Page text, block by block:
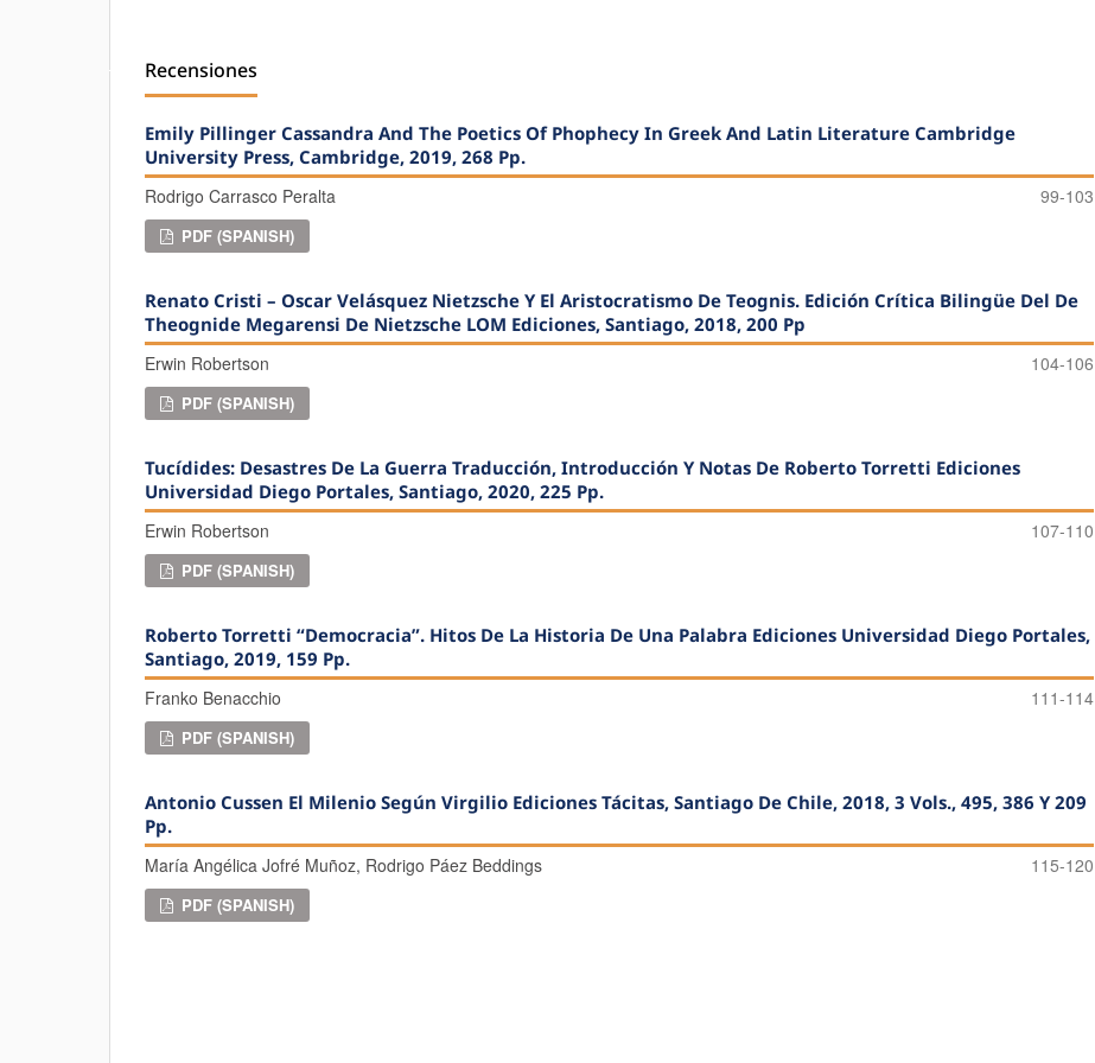
Recensiones
Emily Pillinger Cassandra And The Poetics Of Phophecy In Greek And Latin Literature Cambridge
University Press, Cambridge, 2019, 268 Pp.
Rodrigo Carrasco Peralta
99-103
PDF (SPANISH)
Renato Cristi – Oscar Velásquez Nietzsche Y El Aristocratismo De Teognis. Edición Crítica Bilingüe Del De
Theognide Megarensi De Nietzsche LOM Ediciones, Santiago, 2018, 200 Pp
Erwin Robertson
104-106
PDF (SPANISH)
Tucídides: Desastres De La Guerra Traducción, Introducción Y Notas De Roberto Torretti Ediciones
Universidad Diego Portales, Santiago, 2020, 225 Pp.
Erwin Robertson
107-110
PDF (SPANISH)
Roberto Torretti “Democracia”. Hitos De La Historia De Una Palabra Ediciones Universidad Diego Portales,
Santiago, 2019, 159 Pp.
Franko Benacchio
111-114
PDF (SPANISH)
Antonio Cussen El Milenio Según Virgilio Ediciones Tácitas, Santiago De Chile, 2018, 3 Vols., 495, 386 Y 209
Pp.
María Angélica Jofré Muñoz, Rodrigo Páez Beddings
115-120
PDF (SPANISH)